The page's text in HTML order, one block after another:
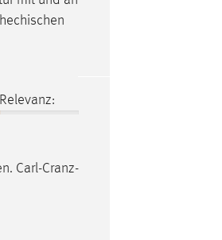
Relevanz:
Carl-Cranz-